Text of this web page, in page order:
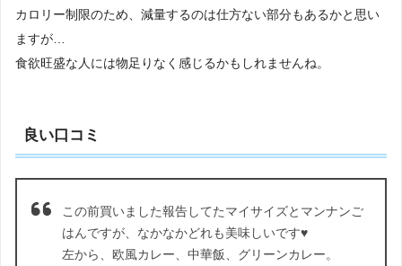
カロリー制限のため、減量するのは仕方ない部分もあるかと思い
ますが…
食欲旺盛な人には物足りなく感じるかもしれませんね。
良い口コミ
この前買いました報告してたマイサイズとマンナンご
はんですが、なかなかどれも美味しいです♥
左から、欧風カレー、中華飯、グリーンカレー。